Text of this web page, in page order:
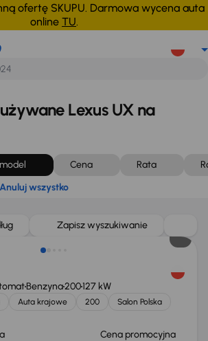
ofertę SKUPU. Darmowa wycena auta
online TU.
wszystko
Lexus UX na
Cena Rata
Anuluj wszystko
Zapisz wyszukiwanie
Benzyna200127 kW
Auta krajowe 200
Salon Polska
Cena promocyjna